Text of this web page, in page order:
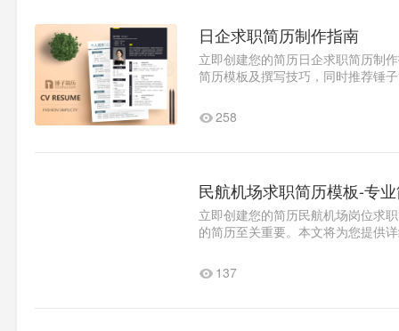
日企求职简历制作指南
立即创建您的简历日企求职简历制
简历模板及撰写技巧，同时推荐锤
258
民航机场求职简历模板-专
立即创建您的简历民航机场岗位求
的简历至关重要。本文将为您提供
137